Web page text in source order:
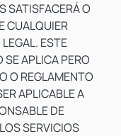
SATISFACERÁ O
CUALQUIER
ESTE
SE APLICA PERO
O REGLAMENTO
APLICABLE A
DE
SERVICIOS